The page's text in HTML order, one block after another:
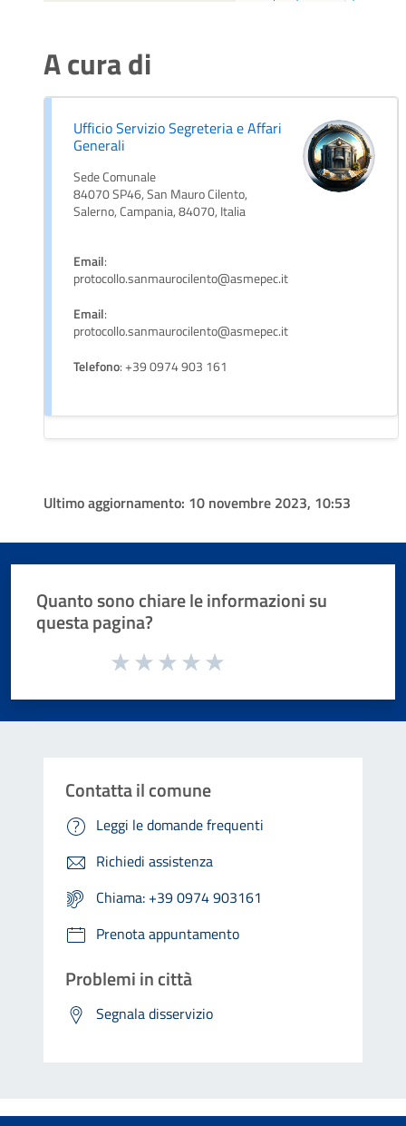
A cura di
Ufficio Servizio Segreteria e Affari
Generali
Sede Comunale
84070 SP46, San Mauro Cilento,
Salerno, Campania, 84070, Italia
Email:
protocollo.sanmaurocilento@asmepec.it
Email:
protocollo.sanmaurocilento@asmepec.it
Telefono: +39 0974 903 161
Ultimo aggiornamento: 10 novembre 2023, 10:53
Quanto sono chiare le informazioni su
questa pagina?
Valuta da 1 a 5 stelle la pagina
Contatta il comune
Leggi le domande frequenti
Richiedi assistenza
Chiama: +39 0974 903161
Prenota appuntamento
Problemi in città
Segnala disservizio